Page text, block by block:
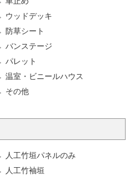
ウッドデッキ
防草シート
バンステージ
パレット
温室・ビニールハウス
その他
人工竹垣パネルのみ
人工竹袖垣